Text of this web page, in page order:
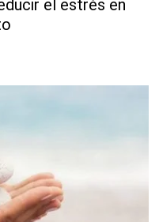
el estrés en